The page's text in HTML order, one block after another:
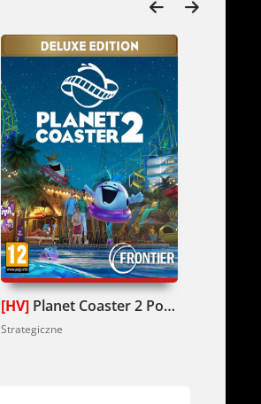
[HV] Planet Coaster 2 Pobierz
Strategiczne